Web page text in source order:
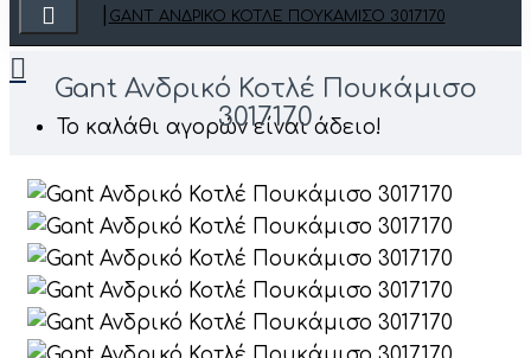
Το καλάθι αγορών είναι άδειο!
GANT ΑΝΔΡΙΚΌ ΚΟΤΛΈ ΠΟΥΚΆΜΙΣΟ 3017170
Gant Ανδρικό Κοτλέ Πουκάμισο
3017170